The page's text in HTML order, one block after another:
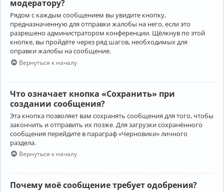
модератору?
Рядом с каждым сообщением вы увидите кнопку,
предназначенную для отправки жалобы на него, если это
разрешено администратором конференции. Щёлкнув по этой
кнопке, вы пройдёте через ряд шагов, необходимых для
оправки жалобы на сообщение.
Вернуться к началу
Что означает кнопка «Сохранить» при
создании сообщения?
Эта кнопка позволяет вам сохранять сообщения для того, чтобы
закончить и отправить их позже. Для загрузки сохранённого
сообщения перейдите в параграф «Черновики» личного
раздела.
Вернуться к началу
Почему моё сообщение требует одобрения?